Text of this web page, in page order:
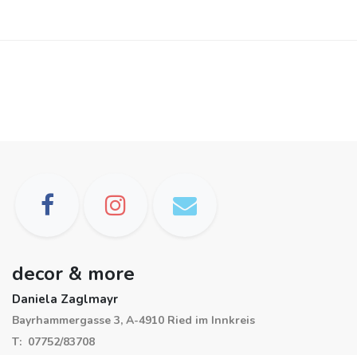
decor & more
Daniela Zaglmayr
Bayrhammergasse 3, A-4910 Ried im Innkreis
T: 07752/83708